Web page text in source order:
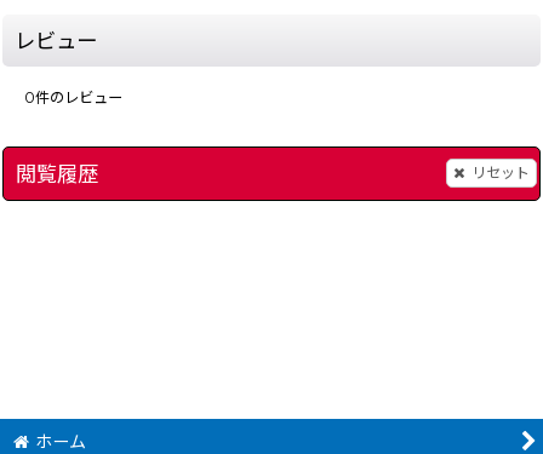
レビュー
0件のレビュー
閲覧履歴 リセット
ホーム